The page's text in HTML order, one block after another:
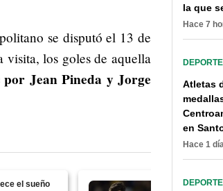
se disputó el 13 de
visita, los goles de aquella
Jean Pineda y Jorge
el sueño
Pese a que
la que
Hace 7
Atletas
en
Hace 1